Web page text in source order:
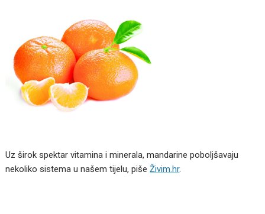
Uz širok spektar vitamina i minerala, mandarine poboljšavaju
nekoliko sistema u našem tijelu, pišeŽivim.hr.